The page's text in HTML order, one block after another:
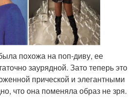
похожа на поп-диву, ее
заурядной. Зато теперь это
прической и элегантными
что она поменяла образ не зря.